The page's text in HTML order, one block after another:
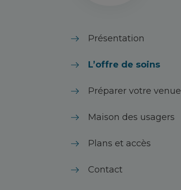
Présentation
L’offre de soins
Préparer votre venue
Maison des usagers
Plans et accès
Contact